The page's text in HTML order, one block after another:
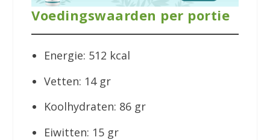
Voedingswaarden per portie
Energie: 512 kcal
Vetten: 14 gr
Koolhydraten: 86 gr
Eiwitten: 15 gr